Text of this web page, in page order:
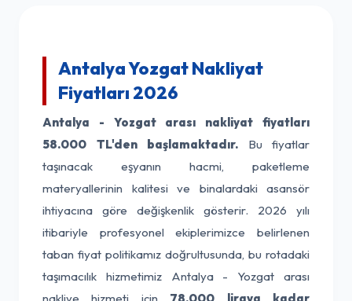
Antalya Yozgat Nakliyat
Fiyatları 2026
Antalya - Yozgat arası nakliyat fiyatları
58.000 TL'den başlamaktadır. Bu fiyatlar
taşınacak eşyanın hacmi, paketleme
materyallerinin kalitesi ve binalardaki asansör
ihtiyacına göre değişkenlik gösterir. 2026 yılı
itibariyle profesyonel ekiplerimizce belirlenen
taban fiyat politikamız doğrultusunda, bu rotadaki
taşımacılık hizmetimiz Antalya - Yozgat arası